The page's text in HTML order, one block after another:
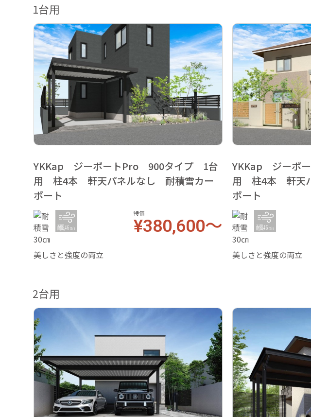
1台用
YKKap ジーポートPro 900タイプ 1台
用 柱4本 軒天パネルなし 耐積雪カー
ポート
特価
¥380,600～
美しさと強度の両立
YKKap ジーポ
用 柱4本 軒天
ポート
美しさと強度の両立
2台用